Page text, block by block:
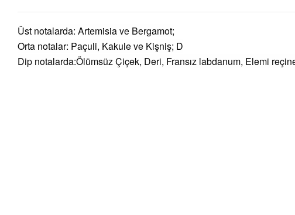
Üst notalarda: Artemisia ve Bergamot;
Orta notalar: Paçuli, Kakule ve Kişniş; D
Dip notalarda:Ölümsüz Çiçek, Deri, Fransız labdanum, Elemi